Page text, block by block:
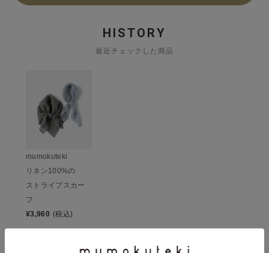
HISTORY
最近チェックした商品
mumokuteki
リネン100%の
ストライプスカー
フ
¥3,960 (税込)